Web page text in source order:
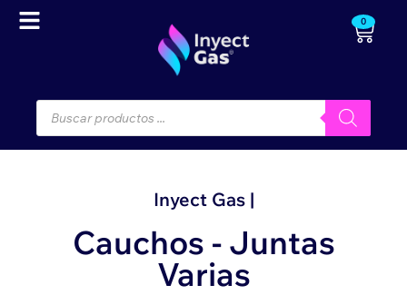
0
Inyect Gas |
Cauchos - Juntas
Varias